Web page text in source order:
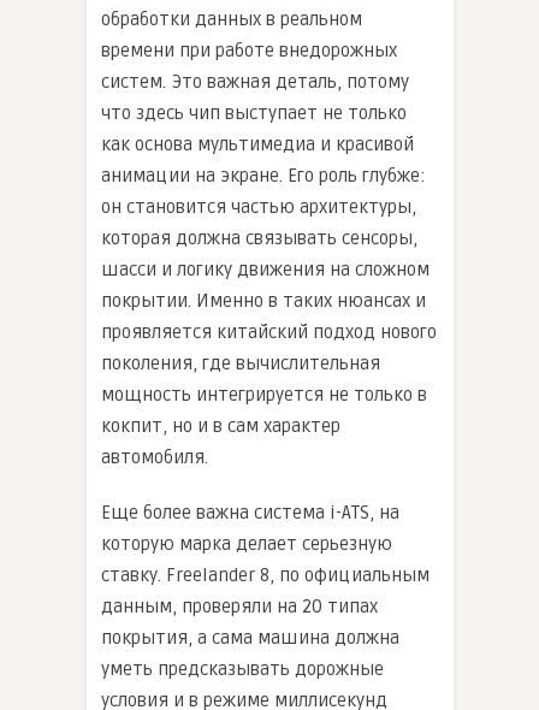
обработки данных в реальном
времени при работе внедорожных
систем. Это важная деталь, потому
что здесь чип выступает не только
как основа мультимедиа и красивой
анимации на экране. Его роль глубже:
он становится частью архитектуры,
которая должна связывать сенсоры,
шасси и логику движения на сложном
покрытии. Именно в таких нюансах и
проявляется китайский подход нового
поколения, где вычислительная
мощность интегрируется не только в
кокпит, но и в сам характер
автомобиля.
Еще более важна система i-ATS, на
которую марка делает серьезную
ставку. Freelander 8, по официальным
данным, проверяли на 20 типах
покрытия, а сама машина должна
уметь предсказывать дорожные
условия и в режиме миллисекунд